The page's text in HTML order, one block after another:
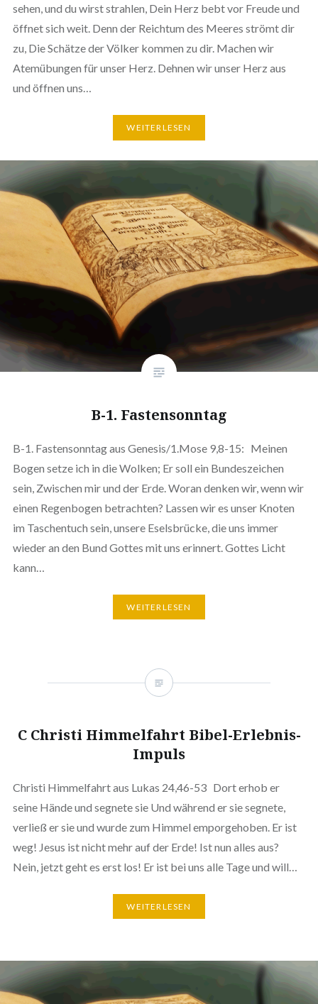
sehen, und du wirst strahlen, Dein Herz bebt vor Freude und
öffnet sich weit. Denn der Reichtum des Meeres strömt dir
zu, Die Schätze der Völker kommen zu dir. Machen wir
Atemübungen für unser Herz. Dehnen wir unser Herz aus
und öffnen uns…
WEITERLESEN
B-1. Fastensonntag
B-1. Fastensonntag aus Genesis/1.Mose 9,8-15: Meinen
Bogen setze ich in die Wolken; Er soll ein Bundeszeichen
sein, Zwischen mir und der Erde. Woran denken wir, wenn wir
einen Regenbogen betrachten? Lassen wir es unser Knoten
im Taschentuch sein, unsere Eselsbrücke, die uns immer
wieder an den Bund Gottes mit uns erinnert. Gottes Licht
kann…
WEITERLESEN
C Christi Himmelfahrt Bibel-Erlebnis-
Impuls
Christi Himmelfahrt aus Lukas 24,46-53 Dort erhob er
seine Hände und segnete sie Und während er sie segnete,
verließ er sie und wurde zum Himmel emporgehoben. Er ist
weg! Jesus ist nicht mehr auf der Erde! Ist nun alles aus?
Nein, jetzt geht es erst los! Er ist bei uns alle Tage und will…
WEITERLESEN